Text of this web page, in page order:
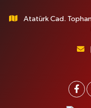
Atatürk Cad.